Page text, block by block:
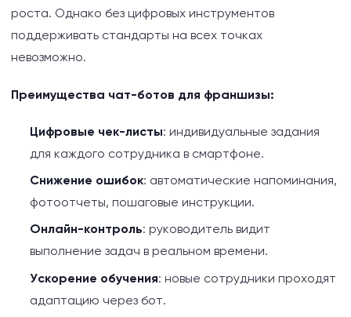
роста. Однако без цифровых инструментов
поддерживать стандарты на всех точках
невозможно.
Преимущества чат-ботов для франшизы:
Цифровые чек-листы: индивидуальные задания
для каждого сотрудника в смартфоне.
Снижение ошибок: автоматические напоминания,
фотоотчеты, пошаговые инструкции.
Онлайн-контроль: руководитель видит
выполнение задач в реальном времени.
Ускорение обучения: новые сотрудники проходят
адаптацию через бот.